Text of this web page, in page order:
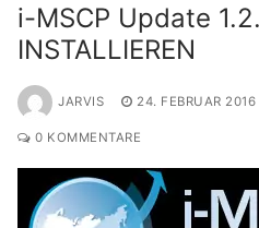
i-MSCP Update
INSTALLIEREN
JARVIS 24. FEBRUAR 2016
0 KOMMENTARE